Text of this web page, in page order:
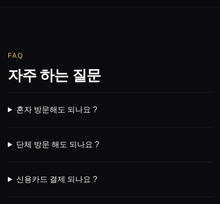
FAQ
자주 하는 질문
혼자 방문해도 되나요 ?
단체 방문 해도 되나요 ?
신용카드 결제 되나요 ?